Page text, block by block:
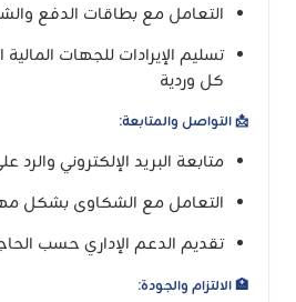
التعامل مع بطاقات الدفع
تسليم الإيرادات للجهات
كل وردية
📩 التواصل والمتابعة:
متابعة البريد الإلكتروني والرد
التعامل مع الشكاوى بشكل
تقديم الدعم الإداري حسب
🏥 الالتزام والجودة: